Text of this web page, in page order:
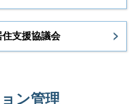
住支援協議会
ン管理